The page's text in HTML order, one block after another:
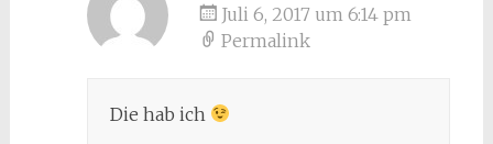
Juli 6, 2017 um 6:14 pm
Permalink
Die hab ich